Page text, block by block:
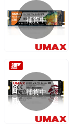
補貨中
補貨中